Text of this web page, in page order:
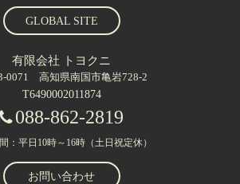
GLOBAL SITE
有限会社 トヨクニ
0071 高知県南国市亀岩728-2
T6490002011874
088-862-2819
：平日10時～16時（土日祝定休）
お問い合わせ